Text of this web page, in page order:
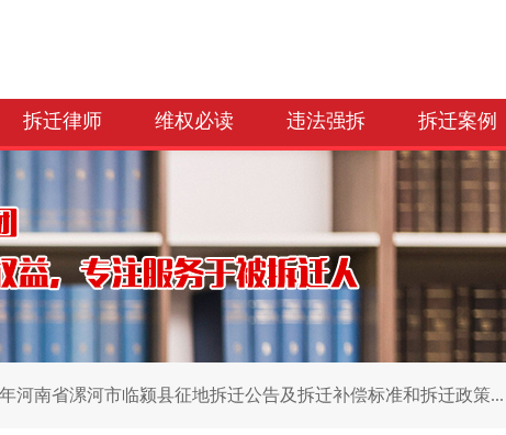
拆迁律师 维权必读 违法强拆 拆迁案例
河南省漯河市临颍县征地拆迁公告及拆迁补偿标准和拆迁政策...